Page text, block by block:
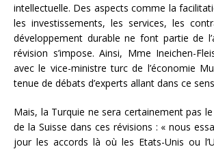
intellectuelle. Des aspects comme la
les investissements, les services, les
développement durable ne font partie de
révision s’impose. Ainsi, Mme Ineichen-
avec le vice-ministre turc de l’économie
tenue de débats d’experts allant dans ce
Mais, la Turquie ne sera certainement pas
de la Suisse dans ces révisions : « nous
jour les accords là où les Etats-Unis ou